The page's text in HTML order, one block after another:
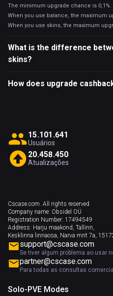
The minimum upgrade chance is 0,1%.
When you use balance, the maximum
When you use skins, the maximum
What is the difference
skins?
How does upgrade
15.101 .641
Usuários
20.458.450
Atualizações
Cscase.com. All rights reserved
Company name: Obsidel OÜ
Registration Number: 17494549
Address: Harju maakond, Tallinn,
Kesklinna linnaosa, Narva mnt 7a,
support@cscase.com
Se tiver algum problema ao usar
partner@cscase.com
Para todas as consultas
Solo-PVE Modes